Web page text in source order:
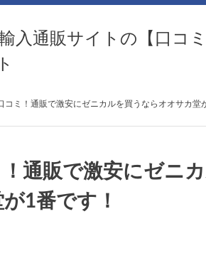
入通販サイトの【口コ
コミ！通販で激安にゼニカルを買うならオオサカ堂
通販で激安にゼニ
1番です！